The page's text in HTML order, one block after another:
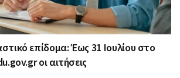
επίδομα: Έως 31 Ιουλίου στο
οι αιτήσεις